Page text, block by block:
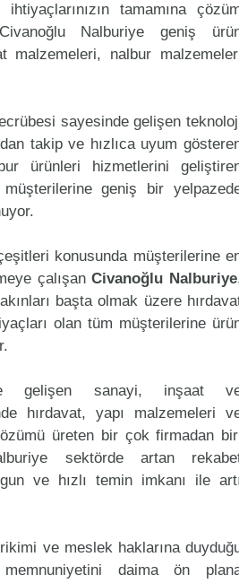
ihtiyaçlarınızın tamamına
Nalburiye geniş
malzemeleri, nalbur
sayesinde gelişen
takip ve hızlıca uyum
ürünleri hizmetlerini
geniş bir
konusunda müşterilerine
çalışanCivanoğlu Nalburiye
başta olmak üzere
olan tüm müşterilerine
gelişen sanayi, inşaat
hırdavat, yapı malzemeleri
üreten bir çok firmadan
sektörde artan
ve hızlı temin imkanı ile
ve meslek haklarına
daima ön